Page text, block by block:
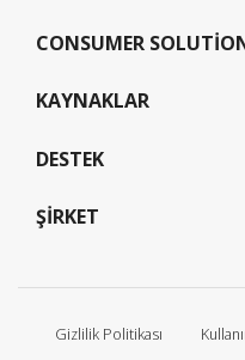
CONSUMER
KAYNAKLAR
DESTEK
ŞIRKET
Gizlilik Politikası